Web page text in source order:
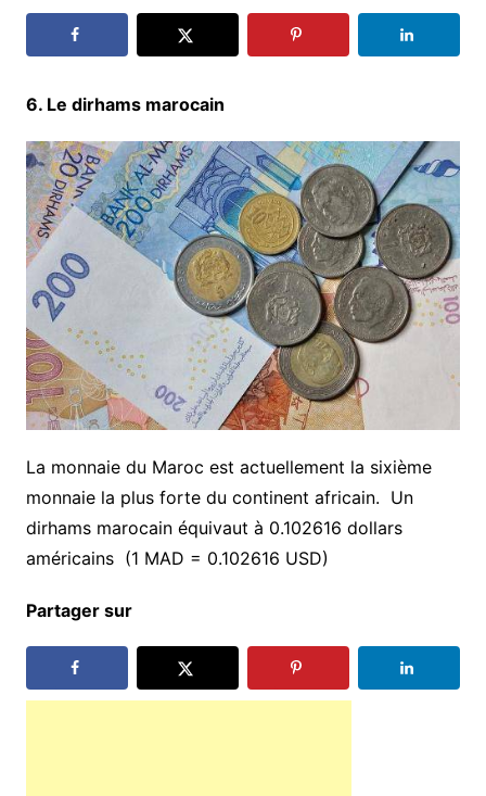
6. Le dirhams marocain
La monnaie du Maroc est actuellement la sixième
monnaie la plus forte du continent africain. Un
dirhams marocain équivaut à 0.102616 dollars
américains (1 MAD = 0.102616 USD)
Partager sur